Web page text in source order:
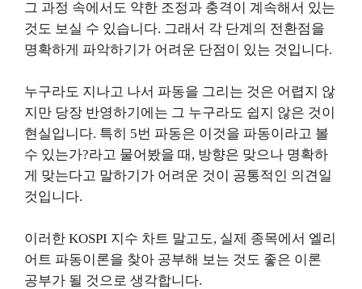
그 과정 속에서도 약한 조정과 충격이 계속해서 있는
것도 보실 수 있습니다. 그래서 각 단계의 전환점을
명확하게 파악하기가 어려운 단점이 있는 것입니다.
누구라도 지나고 나서 파동을 그리는 것은 어렵지 않
지만 당장 반영하기에는 그 누구라도 쉽지 않은 것이
현실입니다. 특히 5번 파동은 이것을 파동이라고 볼
수 있는가?라고 물어봤을 때, 방향은 맞으나 명확하
게 맞는다고 말하기가 어려운 것이 공통적인 의견일
것입니다.
이러한 KOSPI 지수 차트 말고도, 실제 종목에서 엘리
어트 파동이론을 찾아 공부해 보는 것도 좋은 이론
공부가 될 것으로 생각합니다.